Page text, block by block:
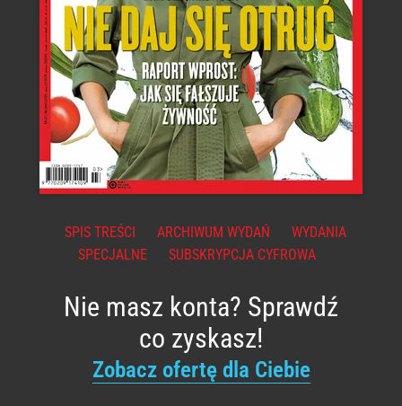
SPIS TREŚCI ARCHIWUM WYDAŃ
WYDANIA
SPECJALNE
SUBSKRYPCJA CYFROWA
Nie masz konta? Sprawdź
co zyskasz!
Zobacz ofertę dla Ciebie